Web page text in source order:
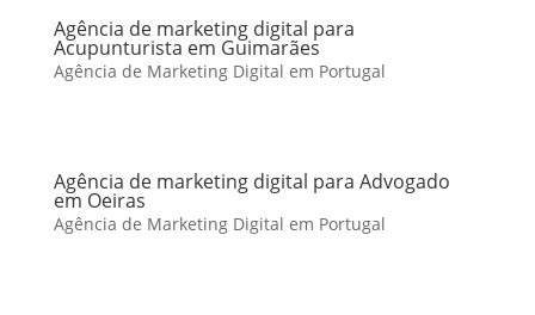
Agência de marketing digital para
Acupunturista em Guimarães
Agência de Marketing Digital em Portugal
Agência de marketing digital para Advogado
em Oeiras
Agência de Marketing Digital em Portugal